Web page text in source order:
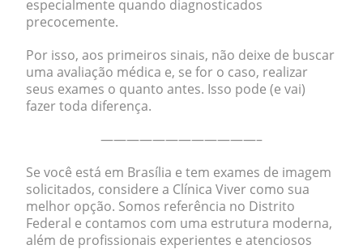
especialmente quando diagnosticados
precocemente.
Por isso, aos primeiros sinais, não deixe de buscar
uma avaliação médica e, se for o caso, realizar
seus exames o quanto antes. Isso pode (e vai)
fazer toda diferença.
————————————–
Se você está em Brasília e tem exames de imagem
solicitados, considere a Clínica Viver como sua
melhor opção. Somos referência no Distrito
Federal e contamos com uma estrutura moderna,
além de profissionais experientes e atenciosos